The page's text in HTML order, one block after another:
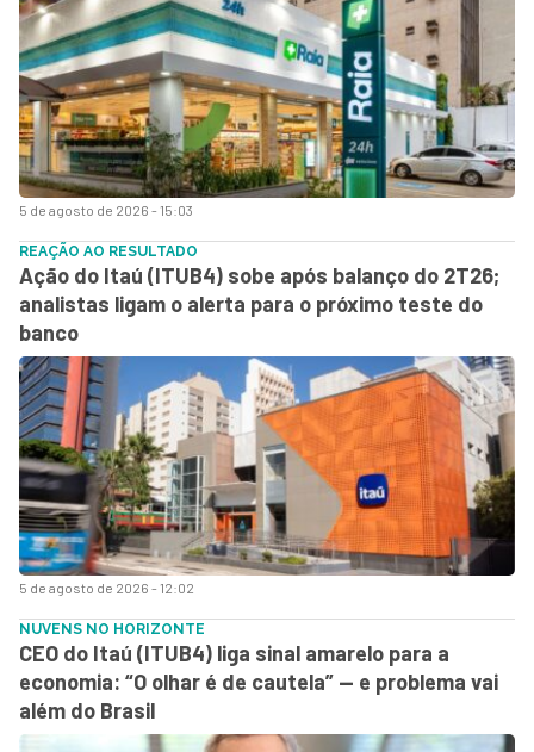
5 de agosto de 2026 - 15:03
5 de agosto de 2026 - 12:02
REAÇÃO AO RESULTADO
Ação do Itaú (ITUB4) sobe após balanço do 2T26;
analistas ligam o alerta para o próximo teste do
banco
NUVENS NO HORIZONTE
CEO do Itaú (ITUB4) liga sinal amarelo para a
economia: “O olhar é de cautela” — e problema vai
além do Brasil